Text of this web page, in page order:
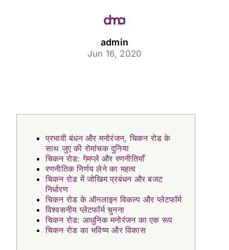
admin
Jun 16, 2020
प्रभावी बंधन और मनोरंजन, चिकन रोड के
साथ जुए की रोमांचक दुनिया
चिकन रोड: गेमप्ले और रणनीतियाँ
रणनीतिक निर्णय लेने का महत्व
चिकन रोड में जोखिम प्रबंधन और बजट
निर्धारण
चिकन रोड के ऑनलाइन विकल्प और प्लेटफॉर्म
विश्वसनीय प्लेटफॉर्म चुनना
चिकन रोड: आधुनिक मनोरंजन का एक रूप
चिकन रोड का भविष्य और विकास